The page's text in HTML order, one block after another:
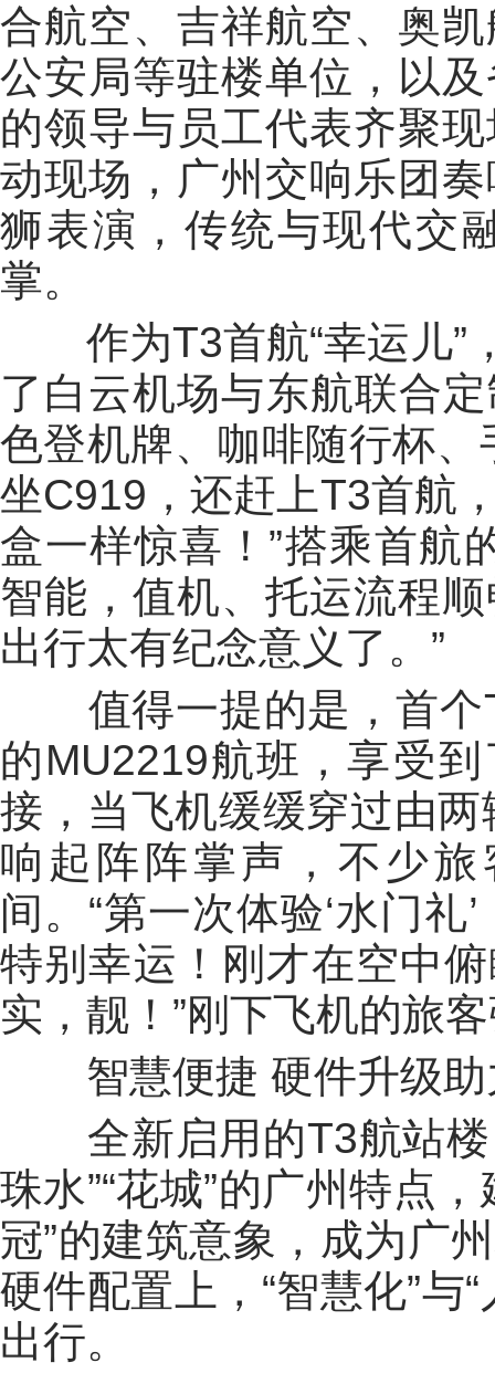
合航空、吉祥航空、奥
公安局等驻楼单位，以
的领导与员工代表齐聚
动现场，广州交响乐团
狮表演，传统与现代交
掌。
作为T3首航“幸运儿”
了白云机场与东航联合
色登机牌、咖啡随行杯
坐C919，还赶上T3首航
盒一样惊喜！”搭乘首航
智能，值机、托运流程
出行太有纪念意义了。”
值得一提的是，首个
的MU2219航班，享受
接，当飞机缓缓穿过由两
响起阵阵掌声，不少
间。“第一次体验‘水门
特别幸运！刚才在空中
实，靓！”刚下飞机的旅
智慧便捷 硬件升级助
全新启用的T3航站楼
珠水”“花城”的广州特点
冠”的建筑意象，成为广
硬件配置上，“智慧化”与
出行。